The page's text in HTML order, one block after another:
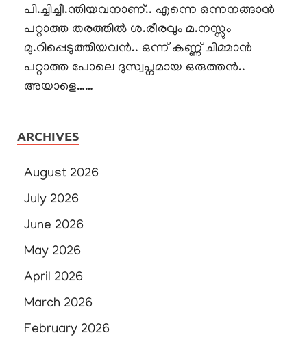
പി.ച്ചിച്ചീ.ന്തിയവനാണ്.. എന്നെ ഒന്നനങ്ങാൻ
പറ്റാത്ത തരത്തിൽ ശ.രീരവും മ.നസ്സും
മു.റിപ്പെടുത്തിയവൻ.. ഒന്ന് കണ്ണ് ചിമ്മാൻ
പറ്റാത്ത പോലെ ദുസ്വപ്നമായ ഒരുത്തൻ..
അയാളെ……
ARCHIVES
August 2026
July 2026
June 2026
May 2026
April 2026
March 2026
February 2026